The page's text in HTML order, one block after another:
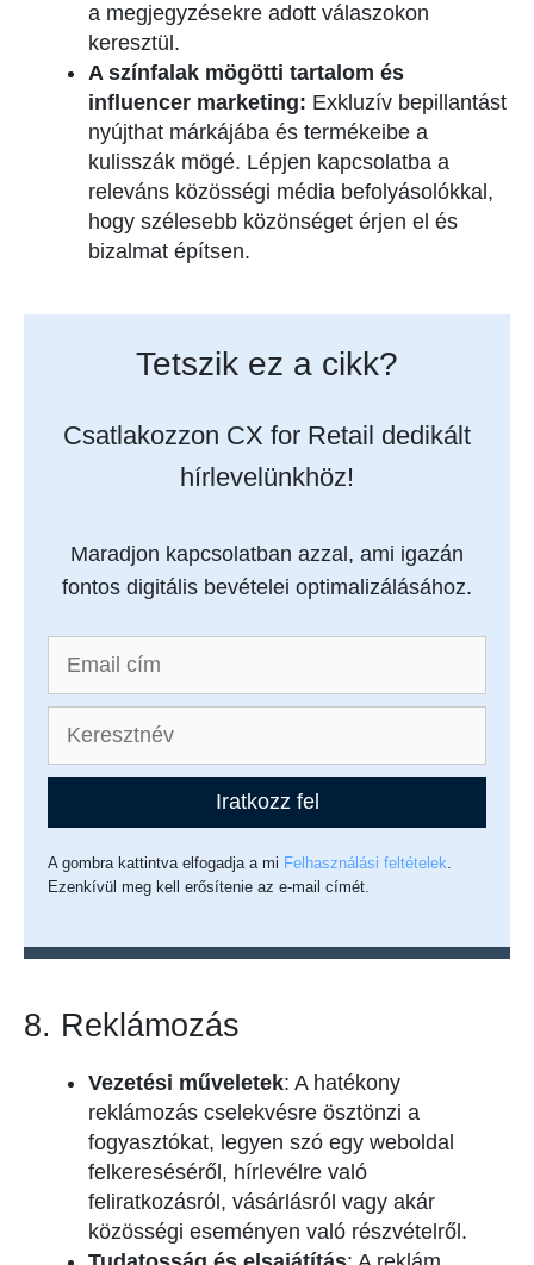
a megjegyzésekre adott válaszokon
keresztül.
A színfalak mögötti tartalom és
influencer marketing: Exkluzív bepillantást
nyújthat márkájába és termékeibe a
kulisszák mögé. Lépjen kapcsolatba a
releváns közösségi média befolyásolókkal,
hogy szélesebb közönséget érjen el és
bizalmat építsen.
Tetszik ez a cikk?
Csatlakozzon CX for Retail dedikált
hírlevelünkhöz!
Maradjon kapcsolatban azzal, ami igazán
fontos digitális bevételei optimalizálásához.
Iratkozz fel
A gombra kattintva elfogadja a mi Felhasználási feltételek.
Ezenkívül meg kell erősítenie az e-mail címét.
8. Reklámozás
Vezetési műveletek: A hatékony
reklámozás cselekvésre ösztönzi a
fogyasztókat, legyen szó egy weboldal
felkereséséről, hírlevélre való
feliratkozásról, vásárlásról vagy akár
közösségi eseményen való részvételről.